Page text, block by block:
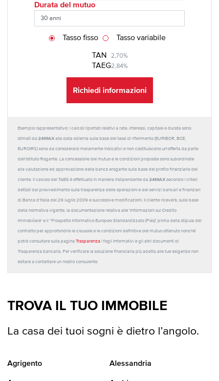
Durata del mutuo
TAN 2,70%
TAEG2,84%
Tasso fisso Tasso variabile
Richiedi informazioni
Esempio rappresentativo: I calcoli riportati relativi a rate, interessi, capitale e durata sono
stimati da 24MAX alla data odierna sulla base dei tassi di riferimento (EURIBOR, BCE,
EUROIRS) sono da considerarsi meramente indicativi e non costituiscono un'offerta da parte
dell'Istituto Rogante. La concessione del mutuo e le condizioni proposte sono subordinate
alla valutazione ed approvazione della banca erogante sulla base del profilo finanziario del
cliente. Il calcolo del TAEG è effettuato in maniera indipendente da 24MAX secondo i criteri
dettati dal provvedimento sulla trasparenza delle operazioni e dei servizi bancari e finanziari
di Banca d'Italia del 29 luglio 2009 e successive modificazioni. Il cliente riceverà, sulla base
della normativa vigente, la documentazione relativa alle 'Informazioni sul Credito
Immobiliare' e il “Prospetto Informativo Europeo Standardizzato (Pies)' prima della stipula del
contratto per approfondire le clausole e le condizioni definitive del mutuo ottenuto nonché
potrà consultare sulla pagina Trasparenza i fogli informativi e gli altri documenti di
Trasparenza bancaria. Per verificare la soluzione finanziaria più adatta alle tue esigenze non
esitare a contattare un nostro consulente.
TROVA IL TUO IMMOBILE
La casa dei tuoi sogni è dietro l’angolo.
Agrigento Alessandria